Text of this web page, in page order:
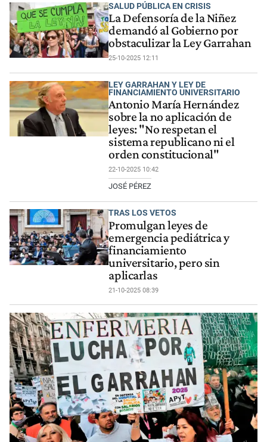
SALUD PÚBLICA EN CRISIS
La Defensoría de la Niñez
demandó al Gobierno por
obstaculizar la Ley Garrahan
25-10-2025 12:11
LEY GARRAHAN Y LEY DE
FINANCIAMIENTO UNIVERSITARIO
Antonio María Hernández
sobre la no aplicación de
leyes: "No respetan el
sistema republicano ni el
orden constitucional"
22-10-2025 10:42
JOSÉ PÉREZ
TRAS LOS VETOS
Promulgan leyes de
emergencia pediátrica y
financiamiento
universitario, pero sin
aplicarlas
21-10-2025 08:39